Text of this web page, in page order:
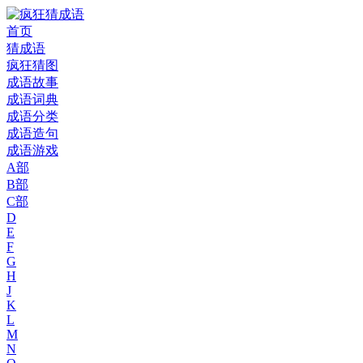
首页
猜成语
疯狂猜图
成语故事
成语词典
成语分类
成语造句
成语游戏
A部
B部
C部
D
E
F
G
H
J
K
L
M
N